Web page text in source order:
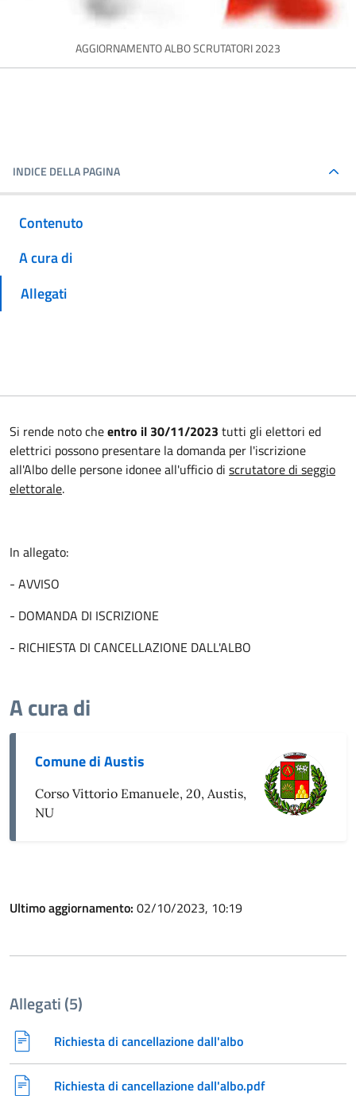
AGGIORNAMENTO ALBO SCRUTATORI 2023
INDICE DELLA PAGINA
Contenuto
A cura di
Allegati
Si rende noto cheentro il 30/11/2023 tutti gli elettori ed
elettrici possono presentare la domanda per l'iscrizione
all'Albo delle persone idonee all'ufficio di scrutatore di seggio
elettorale.
In allegato:
- AVVISO
- DOMANDA DI ISCRIZIONE
- RICHIESTA DI CANCELLAZIONE DALL'ALBO
A cura di
Comune di Austis
Corso Vittorio Emanuele, 20, Austis,
NU
Ultimo aggiornamento: 02/10/2023, 10:19
Allegati (5)
Richiesta di cancellazione dall'albo
Richiesta di cancellazione dall'albo.pdf